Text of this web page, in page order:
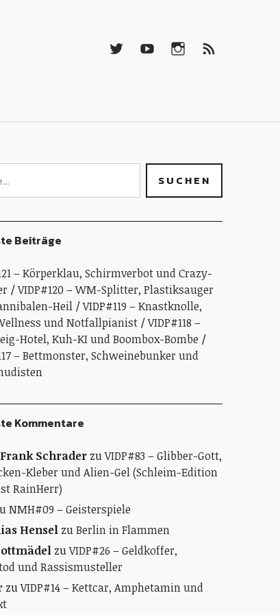
Beiträge
– Körperklau, Schirmverbot und Crazy-
VIDP#120 – WM-Splitter, Plastiksauger
Heil
VIDP#119 – Knastknolle,
und Notfallpianist
VIDP#118 –
Hotel, Kuh-KI und Boombox-Bombe
– Bettmonster, Schweinebunker und
Kommentare
SchraderzuVIDP#83 – Glibber-Gott,
Kleber und Alien-Gel (Schleim-Edition
RainHerr)
NMH#09 – Geisterspiele
HenselzuBerlin in Flammen
zuVIDP#26 – Geldkoffer,
und Rassismusteller
zuVIDP#14 – Kettcar, Amphetamin und